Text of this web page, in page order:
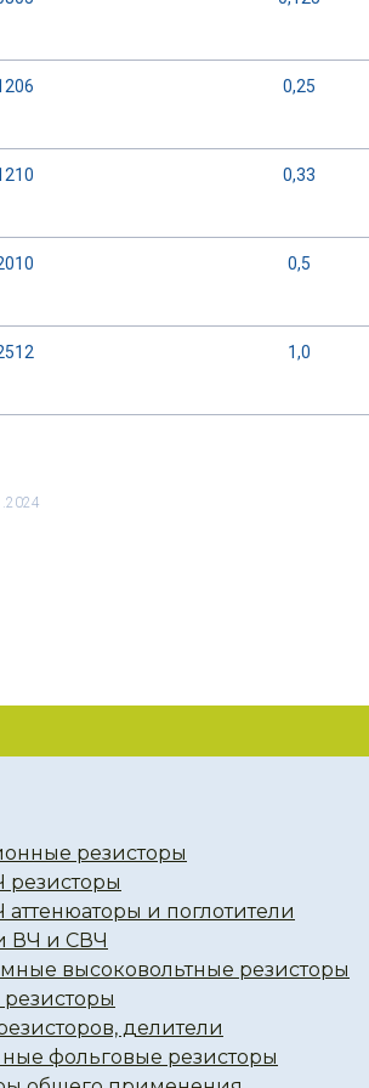
0,25
0,33
0,5
1,0
резисторы
и поглотители
ВЧ и СВЧ
высоковольтные резисторы
делители
фольговые резисторы